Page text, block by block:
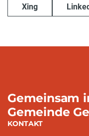
Xing
Gemeinsam
Gemeinde
KONTAKT